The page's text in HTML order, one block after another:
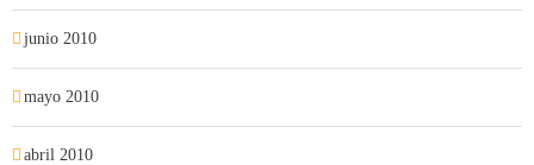
junio 2010
mayo 2010
abril 2010